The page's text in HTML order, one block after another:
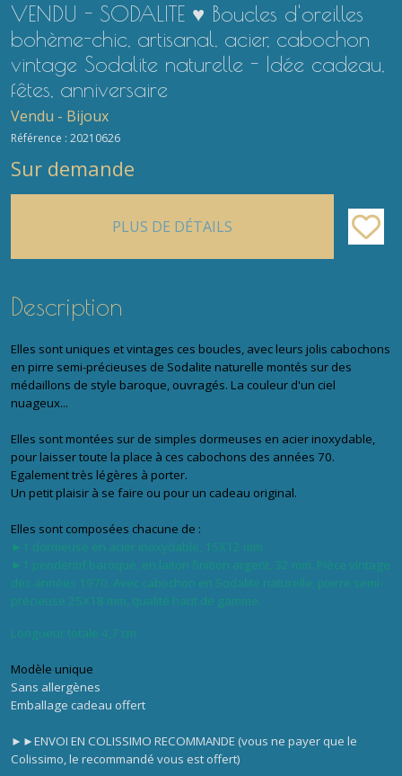
VENDU - SODALITE ♥ Boucles d'oreilles
bohème-chic, artisanal, acier, cabochon
vintage Sodalite naturelle - Idée cadeau,
fêtes, anniversaire
Vendu - Bijoux
Référence : 20210626
Sur demande
PLUS DE DÉTAILS
Description
Elles sont uniques et vintages ces boucles, avec leurs jolis cabochons
en pirre semi-précieuses de Sodalite naturelle montés sur des
médaillons de style baroque, ouvragés. La couleur d'un ciel
nuageux...
Elles sont montées sur de simples dormeuses en acier inoxydable,
pour laisser toute la place à ces cabochons des années 70.
Egalement très légères à porter.
Un petit plaisir à se faire ou pour un cadeau original.
Elles sont composées chacune de :
►1 dormeuse en acier inoxydable, 15X12 mm
►1 pendentif baroque, en laiton finition argent, 32 mm. Pièce vintage
des années 1970. Avec cabochon en Sodalite naturelle, pierre semi-
précieuse 25X18 mm, qualité haut de gamme.
Longueur totale 4,7 cm
Modèle unique
Sans allergènes
Emballage cadeau offert
►►ENVOI EN COLISSIMO RECOMMANDE (vous ne payer que le
Colissimo, le recommandé vous est offert)